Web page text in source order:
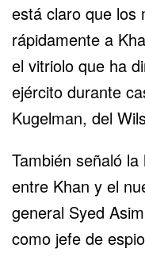
está claro que los
rápidamente a
el vitriolo que ha
ejército durante
Kugelman, del
También señaló
entre Khan y el
general Syed
como jefe de